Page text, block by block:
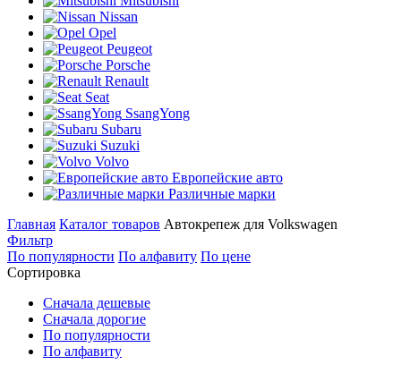
Nissan
Opel
Peugeot
Porsche
Renault
Seat
SsangYong
Subaru
Suzuki
Volvo
Европейские авто
Различные марки
Главная Каталог товаров Автокрепеж для Volkswagen
Фильтр
По популярности По алфавиту По цене
Сортировка
Сначала дешевые
Сначала дорогие
По популярности
По алфавиту